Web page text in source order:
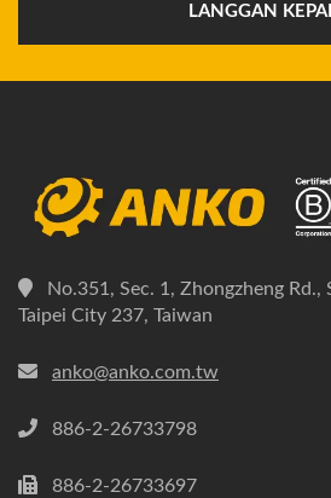
LANGGAN
No.351, Sec. 1, Zhongzheng Rd.,
Taipei City 237, Taiwan
anko@anko.com.tw
886-2-26733798
886-2-26733697